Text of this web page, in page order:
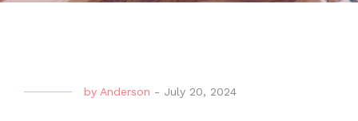
by Anderson - July 20, 2024